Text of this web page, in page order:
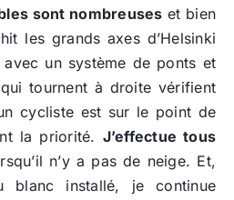
sont nombreuses et bien
les grands axes d’Helsinki
un système de ponts et
tournent à droite vérifient
cycliste est sur le point de
la priorité. J’effectue tous
n’y a pas de neige. Et,
blanc installé, je continue